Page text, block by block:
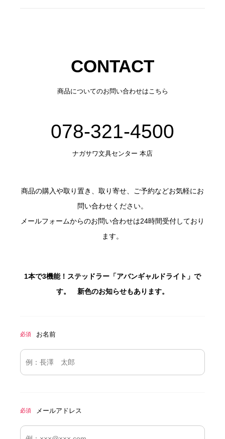
CONTACT
商品についてのお問い合わせはこちら
078-321-4500
ナガサワ文具センター 本店
商品の購入や取り置き、取り寄せ、ご予約などお気軽にお
問い合わせください。
メールフォームからのお問い合わせは24時間受付しており
ます。
1本で3機能！ステッドラー「アバンギャルドライト」で
す。 新色のお知らせもあります。
必須 お名前
必須 メールアドレス